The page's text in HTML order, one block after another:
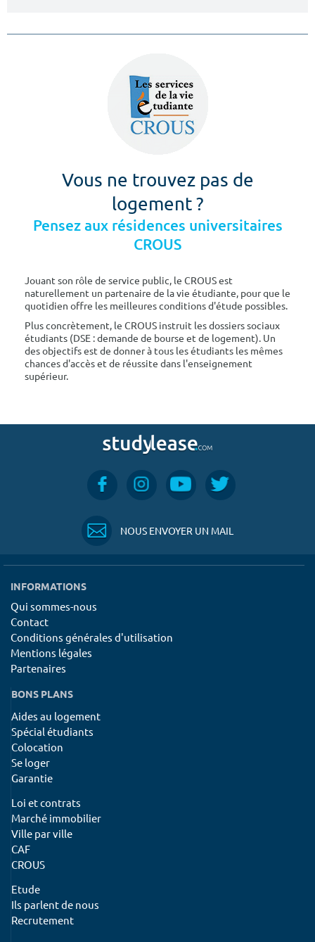
Vous ne trouvez pas de
logement ?
Pensez aux résidences universitaires
CROUS
Jouant son rôle de service public, le CROUS est
naturellement un partenaire de la vie étudiante, pour que le
quotidien offre les meilleures conditions d'étude possibles.
Plus concrètement, le CROUS instruit les dossiers sociaux
étudiants (DSE : demande de bourse et de logement). Un
des objectifs est de donner à tous les étudiants les mêmes
chances d'accès et de réussite dans l'enseignement
supérieur.
NOUS ENVOYER UN MAIL
INFORMATIONS
Qui sommes-nous
Contact
Conditions générales d'utilisation
Mentions légales
Partenaires
BONS PLANS
Aides au logement
Spécial étudiants
Colocation
Se loger
Garantie
Loi et contrats
Marché immobilier
Ville par ville
CAF
CROUS
Etude
Ils parlent de nous
Recrutement